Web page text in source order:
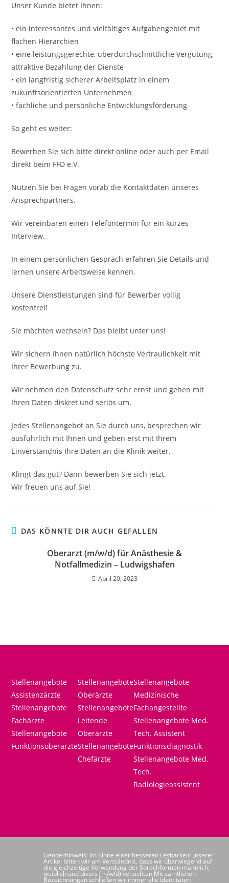
Unser Kunde bietet Ihnen:
• ein interessantes und vielfältiges Aufgabengebiet mit
flachen Hierarchien
• eine leistungsgerechte, überdurchschnittliche Vergütung,
attraktive Bezahlung der Dienste
• ein langfristig sicherer Arbeitsplatz in einem
zukunftsorientierten Unternehmen
• fachliche und persönliche Entwicklungsförderung
So geht es weiter:
Bewerben Sie sich bitte direkt online oder auch per Email
direkt beim FFD e.V.
Nutzen Sie bei Fragen vorab die Kontaktdaten unseres
Ansprechpartners.
Wir vereinbaren einen Telefontermin für ein kurzes
Interview.
In einem persönlichen Gespräch erfahren Sie Details und
lernen unsere Arbeitsweise kennen.
Unsere Dienstleistungen sind für Bewerber völlig
kostenfrei!
Sie möchten wechseln? Das bleibt unter uns!
Wir sichern Ihnen natürlich höchste Vertraulichkeit mit
Ihrer Bewerbung zu.
Wir nehmen den Datenschutz sehr ernst und gehen mit
Ihren Daten diskret und seriös um.
Jedes Stellenangebot an Sie durch uns, besprechen wir
ausführlich mit Ihnen und geben erst mit Ihrem
Einverständnis Ihre Daten an die Klinik weiter.
Klingt das gut? Dann bewerben Sie sich jetzt.
Wir freuen uns auf Sie!
DAS KÖNNTE DIR AUCH GEFALLEN
Oberarzt (m/w/d) für Anästhesie &
Notfallmedizin – Ludwigshafen
April 20, 2023
Stellenangebote
Assistenzärzte
Stellenangebote
Fachärzte
Stellenangebote
Funktionsoberärzte
Stellenangebote
Oberärzte
Stellenangebote
Leitende
Oberärzte
Stellenangebote
Chefärzte
Stellenangebote
Medizinische
Fachangestellte
Stellenangebote Med.
Tech. Assistent
Funktionsdiagnostik
Stellenangebote Med.
Tech.
Radiologieassistent
Genderhinweis: Im Sinne einer besseren Lesbarkeit unserer
Artikel bitten wir um Verständnis, dass wir überwiegend auf
die gleichzeitige Verwendung der Sprachformen männlich,
weiblich und divers (m/w/d) verzichten.Mit sämtlichen
Bezeichnungen schließen wir immer alle Identitäten